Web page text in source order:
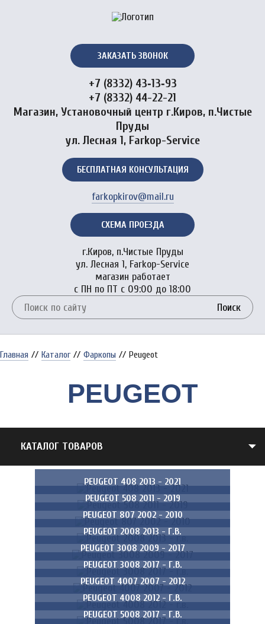
ЗАКАЗАТЬ ЗВОНОК
+7 (8332) 43‑13‑93
+7 (8332) 44-22-21
Магазин, Установочный центр г.Киров, п.Чистые
Пруды
ул. Лесная 1, Farkop-Service
БЕСПЛАТНАЯ КОНСУЛЬТАЦИЯ
farkopkirov@mail.ru
СХЕМА ПРОЕЗДА
г.Киров, п.Чистые Пруды
ул. Лесная 1, Farkop-Service
магазин работает
с ПН по ПТ с 09:00 до 18:00
Поиск
Главная // Каталог // Фаркопы // Peugeot
PEUGEOT
КАТАЛОГ ТОВАРОВ
PEUGEOT 408 2013 - 2021
PEUGEOT 508 2011 - 2019
PEUGEOT 807 2002 - 2010
PEUGEOT 2008 2013 - Г.В.
PEUGEOT 3008 2009 - 2017
PEUGEOT 3008 2017 - Г.В.
PEUGEOT 4007 2007 - 2012
PEUGEOT 4008 2012 - Г.В.
PEUGEOT 5008 2017 - Г.В.